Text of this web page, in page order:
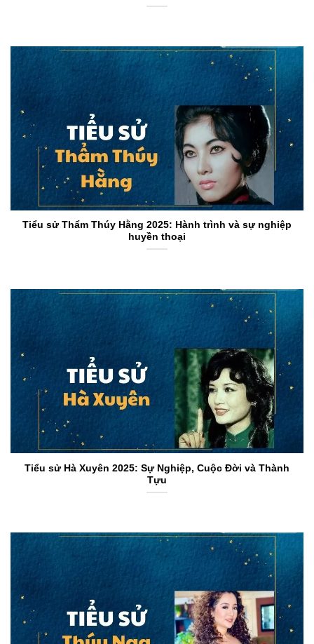
Tiểu sử Thẩm Thúy Hằng 2025: Hành trình và sự nghiệp
huyền thoại
Tiểu sử Hà Xuyên 2025: Sự Nghiệp, Cuộc Đời và Thành
Tựu